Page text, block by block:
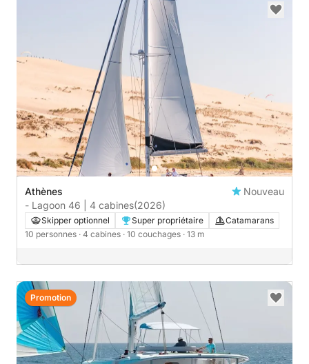
Athènes
Nouveau
- Lagoon 46 | 4 cabines(2026)
Skipper optionnel Super propriétaire
Catamarans
10 personnes · 4 cabines · 10 couchages · 13 m
Promotion